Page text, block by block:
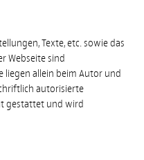
Texte, etc. sowie das
Webseite sind
liegen allein beim Autor und
autorisierte
gestattet und wird